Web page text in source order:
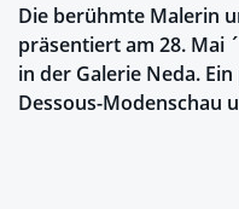
Die berühmte Malerin
präsentiert am 28. Mai
in der Galerie Neda.
Dessous-Modenschau